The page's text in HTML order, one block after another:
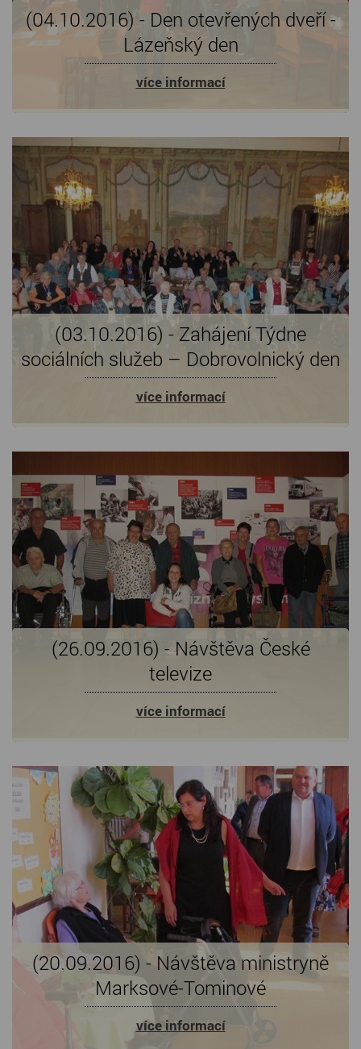
(04.10.2016) - Den otevřených dveří -
Lázeňský den
více informací
(03.10.2016) - Zahájení Týdne
sociálních služeb – Dobrovolnický den
více informací
(26.09.2016) - Návštěva České
televize
více informací
(20.09.2016) - Návštěva ministryně
Marksové-Tominové
více informací